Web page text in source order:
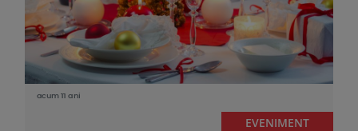
acum 11 ani
EVENIMENT